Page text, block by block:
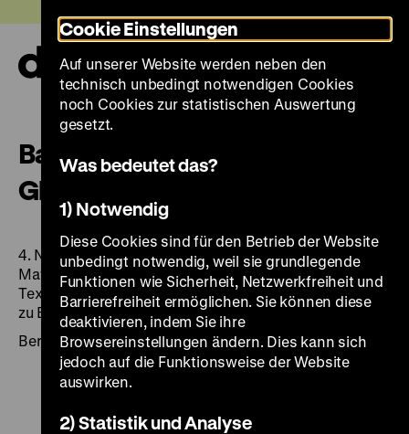
zum
Seiteninhalt
springen
Barbara Korbel: „Reinigen von
Glas“.
4. N.i.ke.-Workshop der Bundesanstalt für
Materialprüfung: Präventive Konservierung in der
Textilrestaurierung, Bodemuseum (Staatliche Museen
zu Berlin), Berlin , 03.04.2008
Berlin 2008, Staatliche Museen zu Berlin
Cookie Einstellungen
Auf unserer Website werden neben den
technisch unbedingt notwendigen Cookies
noch Cookies zur statistischen Auswertung
gesetzt.
Was bedeutet das?
1) Notwendig
Diese Cookies sind für den Betrieb der Website
unbedingt notwendig, weil sie grundlegende
Funktionen wie Sicherheit, Netzwerkfreiheit und
Barrierefreiheit ermöglichen. Sie können diese
deaktivieren, indem Sie ihre
Browsereinstellungen ändern. Dies kann sich
jedoch auf die Funktionsweise der Website
auswirken.
2) Statistik und Analyse